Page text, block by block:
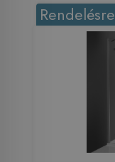
Rendelésre